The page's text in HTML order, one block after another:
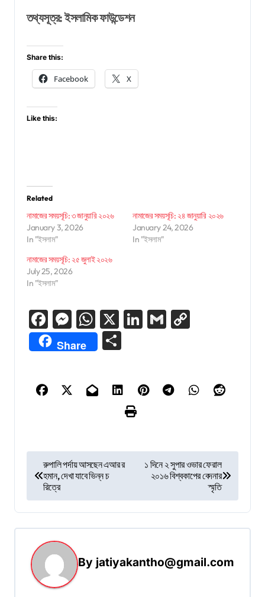
তথ্যসূত্র: ইসলামিক ফাউন্ডেশন
Share this:
Facebook X
Like this:
Related
নামাজের সময়সূচি: ৩ জানুয়ারি ২০২৬
January 3, 2026
In "ইসলাম"
নামাজের সময়সূচি: ২৪ জানুয়ারি ২০২৬
January 24, 2026
In "ইসলাম"
নামাজের সময়সূচি: ২৫ জুলাই ২০২৬
July 25, 2026
In "ইসলাম"
Facebook
Messenger
WhatsApp
X LinkedIn
Gmail
Share
o
s
t
a
v
রুপালি পর্দায় আসছেন এআর র
হমান, দেখা যাবে ভিন্ন চ
রিত্রে
১ দিনে ২ সুপার ওভার ফেরাল
২০১৬ বিশ্বকাপের বেদনার
স্মৃতি
By jatiyakantho@gmail.com